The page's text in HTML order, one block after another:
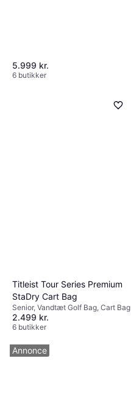
5.999 kr.
6 butikker
Titleist Tour Series Premium
StaDry Cart Bag
Senior, Vandtæt Golf Bag, Cart Bag
2.499 kr.
6 butikker
Annonce